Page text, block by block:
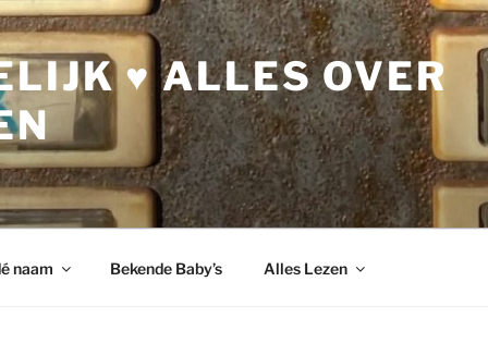
♥ ALLES OVER
naam Bekende Baby’s Alles Lezen